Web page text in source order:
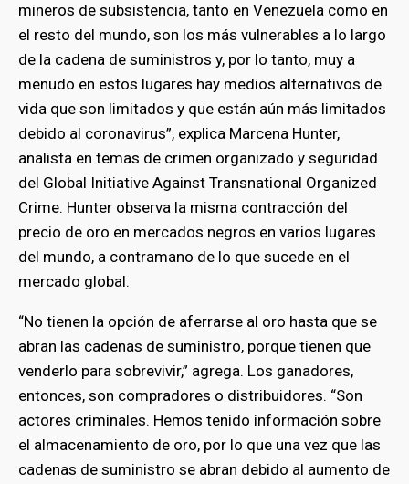
mineros de subsistencia, tanto en Venezuela como en
el resto del mundo, son los más vulnerables a lo largo
de la cadena de suministros y, por lo tanto, muy a
menudo en estos lugares hay medios alternativos de
vida que son limitados y que están aún más limitados
debido al coronavirus”, explica Marcena Hunter,
analista en temas de crimen organizado y seguridad
del Global Initiative Against Transnational Organized
Crime. Hunter observa la misma contracción del
precio de oro en mercados negros en varios lugares
del mundo, a contramano de lo que sucede en el
mercado global.
“No tienen la opción de aferrarse al oro hasta que se
abran las cadenas de suministro, porque tienen que
venderlo para sobrevivir,” agrega. Los ganadores,
entonces, son compradores o distribuidores. “Son
actores criminales. Hemos tenido información sobre
el almacenamiento de oro, por lo que una vez que las
cadenas de suministro se abran debido al aumento de